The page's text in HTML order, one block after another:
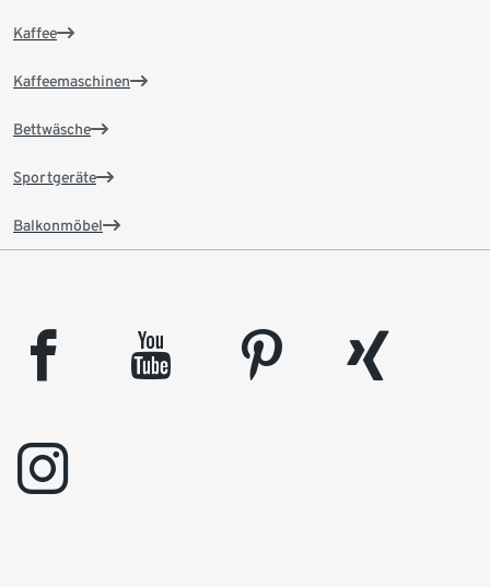
Kaffee
Kaffeemaschinen
Bettwäsche
Sportgeräte
Balkonmöbel
facebook youtube pinterest
xing
instagram